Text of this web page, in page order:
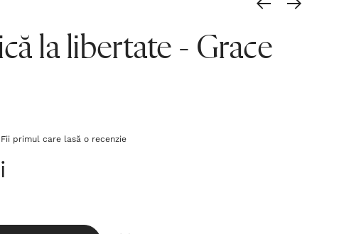
la libertate - Grace
Fii primul care lasă o recenzie